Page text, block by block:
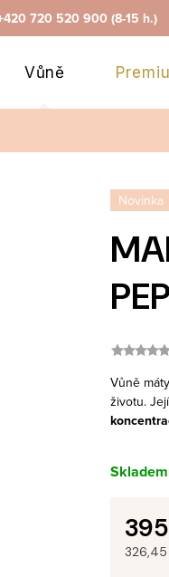
720 520 900 (8-15 h.)
Vůně
Novinka
Vůně
životu.
Skladem
326,45